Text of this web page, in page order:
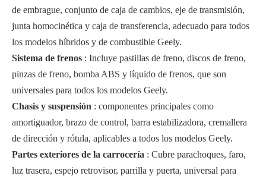
de embrague, conjunto de caja de cambios, eje de transmisión,
junta homocinética y caja de transferencia, adecuado para todos
los modelos híbridos y de combustible Geely.
Sistema de frenos : Incluye pastillas de freno, discos de freno,
pinzas de freno, bomba ABS y líquido de frenos, que son
universales para todos los modelos Geely.
Chasis y suspensión : componentes principales como
amortiguador, brazo de control, barra estabilizadora, cremallera
de dirección y rótula, aplicables a todos los modelos Geely.
Partes exteriores de la carrocería : Cubre parachoques, faro,
luz trasera, espejo retrovisor, parrilla y puerta, universal para